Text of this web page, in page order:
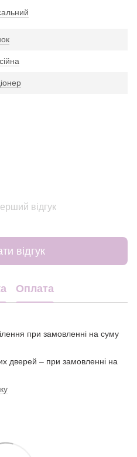
відгук
відгук
Оплата
при замовленні на суму
дверей – при замовленні на